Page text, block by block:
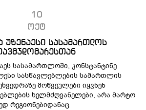
10
ოქტ
უზენაესი სასამართლოს
სასამართლოში, კონსტანტინე
სასწავლებლების სამართლის
მოწვეულები იყვნენ
ხელმძღვანელები, არა მარტო
რეგიონებიდანაც